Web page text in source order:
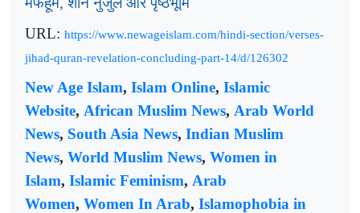
URL: https://www.newageislam.com/hindi-section/verses-
jihad-quran-revelation-concluding-part-14/d/126302
New Age Islam, Islam Online, Islamic
Website, African Muslim News, Arab World
News, South Asia News, Indian Muslim
News, World Muslim News, Women in
Islam, Islamic Feminism, Arab
Women, Women In Arab, Islamophobia in